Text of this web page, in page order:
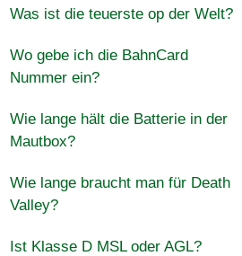
Was ist die teuerste op der Welt?
Wo gebe ich die BahnCard
Nummer ein?
Wie lange hält die Batterie in der
Mautbox?
Wie lange braucht man für Death
Valley?
Ist Klasse D MSL oder AGL?